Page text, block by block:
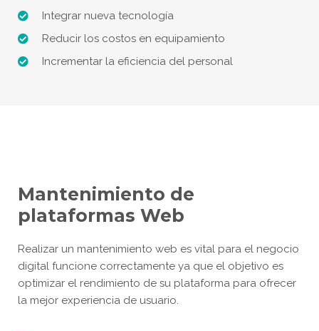
Integrar nueva tecnología
Reducir los costos en equipamiento
Incrementar la eficiencia del personal
Mantenimiento de
plataformas Web
Realizar un mantenimiento web es vital para el negocio
digital funcione correctamente ya que el objetivo es
optimizar el rendimiento de su plataforma para ofrecer
la mejor experiencia de usuario.